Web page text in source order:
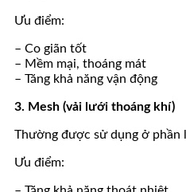
Ưu điểm:
– Co giãn tốt
– Mềm mại, thoáng mát
– Tăng khả năng vận động
3. Mesh (vải lưới thoáng khí)
Thường được sử dụng ở phần
Ưu điểm: